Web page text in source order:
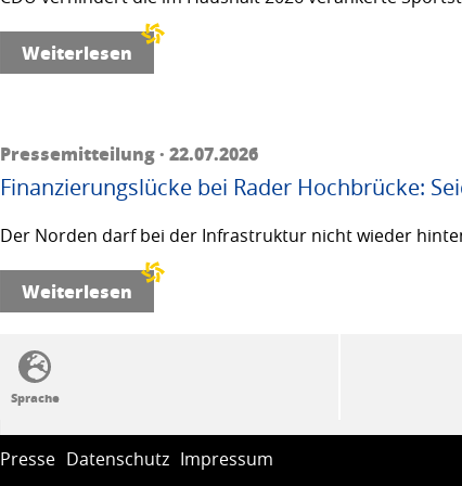
Weiterlesen
Pressemitteilung · 22.07.2026
Finanzierungslücke bei Rader Hochbrücke:
Der Norden darf bei der Infrastruktur nicht wieder
Weiterlesen
SSW-Politik von A bis Z
Presse Datenschutz Impressum